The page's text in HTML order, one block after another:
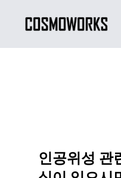
인공위성 관